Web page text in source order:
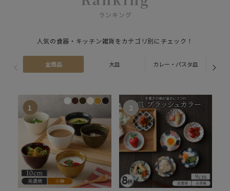
ランキング
人気の食器・キッチン雑貨をカテゴリ別にチェック！
全商品 大皿 カレー・パスタ皿